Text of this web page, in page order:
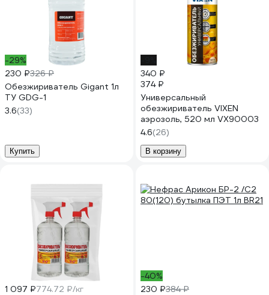
-29%
230 ₽326 ₽
Обезжириватель Gigant 1л
ТУ GDG-1
3.6(33)
Купить
340 ₽
374 ₽
Универсальный
обезжириватель VIXEN
аэрозоль, 520 мл VX90003
4.6(26)
В корзину
1 097 ₽774.72 ₽/кг
-40%
230 ₽384 ₽